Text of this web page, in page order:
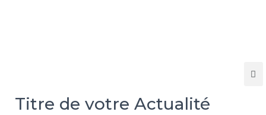
Titre de votre Actualité